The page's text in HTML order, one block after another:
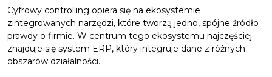
Cyfrowy controlling opiera się na ekosystemie
zintegrowanych narzędzi, które tworzą jedno, spójne źródło
prawdy o firmie. W centrum tego ekosystemu najczęściej
znajduje się system ERP, który integruje dane z różnych
obszarów działalności.